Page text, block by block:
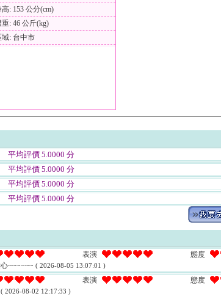
高: 153 公分(cm)
重: 46 公斤(kg)
域: 台中市
平均評價 5.0000 分
平均評價 5.0000 分
平均評價 5.0000 分
平均評價 5.0000 分
表演 態度
~~~~~~ ( 2026-08-05 13:07:01 )
表演 態度
( 2026-08-02 12:17:33 )